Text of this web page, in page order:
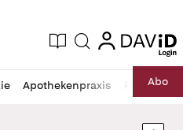
Zeitung
Aktuelle Ausgabe
Suche login
login
Apothekenpraxis RechtAbo